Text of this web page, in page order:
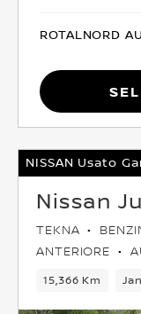
ROTALNORD
NISSAN Usato
Nissan
TEKNA
ANTERIORE
15,366 Km